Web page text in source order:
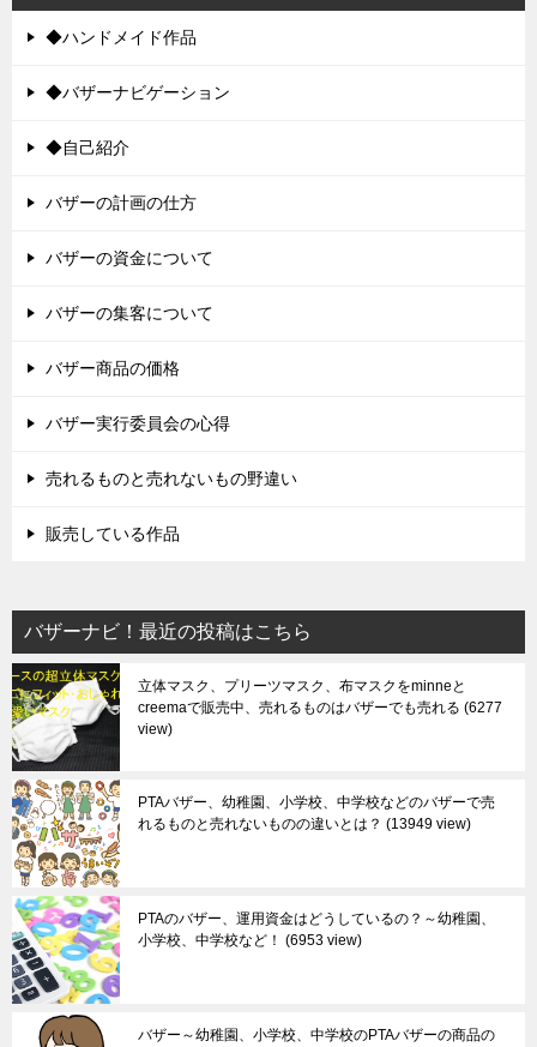
◆ハンドメイド作品
◆バザーナビゲーション
◆自己紹介
バザーの計画の仕方
バザーの資金について
バザーの集客について
バザー商品の価格
バザー実行委員会の心得
売れるものと売れないもの野違い
販売している作品
バザーナビ！最近の投稿はこちら
立体マスク、プリーツマスク、布マスクをminneと
creemaで販売中、売れるものはバザーでも売れる 6277
view
PTAバザー、幼稚園、小学校、中学校などのバザーで売
れるものと売れないものの違いとは？
13949 view
PTAのバザー、運用資金はどうしているの？～幼稚園、
小学校、中学校など！
6953 view
バザー～幼稚園、小学校、中学校のPTAバザーの商品の